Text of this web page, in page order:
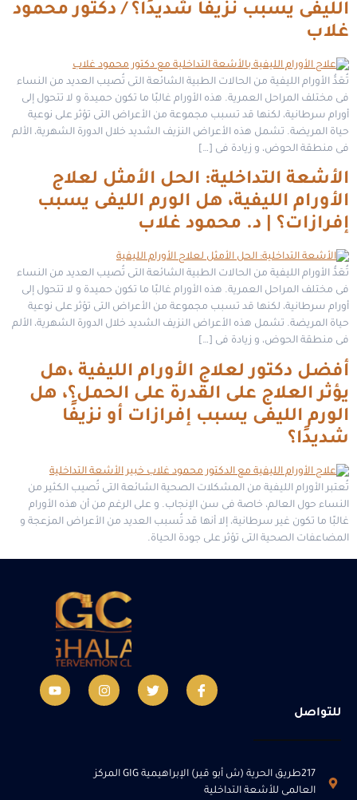
الليفى يسبب نزيفًا شديدًا؟ / دكتور محمود
غلاب
تُعَدُّ الأورام الليفية من الحالات الطبية الشائعة التى تُصيب العديد من النساء
فى مختلف المراحل العمرية. هذه الأورام غالبًا ما تكون حميدة و لا تتحول إلى
أورام سرطانية، لكنها قد تسبب مجموعة من الأعراض التى تؤثر على نوعية
حياة المريضة. تشمل هذه الأعراض النزيف الشديد خلال الدورة الشهرية، الألم
فى منطقة الحوض، و زيادة فى […]
الأشعة التداخلية: الحل الأمثل لعلاج
الأورام الليفية، هل الورم الليفى يسبب
إفرازات؟ | د. محمود غلاب
تُعَدُّ الأورام الليفية من الحالات الطبية الشائعة التى تُصيب العديد من النساء
فى مختلف المراحل العمرية. هذه الأورام غالبًا ما تكون حميدة و لا تتحول إلى
أورام سرطانية، لكنها قد تسبب مجموعة من الأعراض التى تؤثر على نوعية
حياة المريضة. تشمل هذه الأعراض النزيف الشديد خلال الدورة الشهرية، الألم
فى منطقة الحوض، و زيادة فى […]
أفضل دكتور لعلاج الأورام الليفية ،هل
يؤثر العلاج على القدرة على الحمل؟، هل
الورم الليفى يسبب إفرازات أو نزيفًا
شديدًا؟
تُعتبر الأورام الليفية من المشكلات الصحية الشائعة التى تُصيب الكثير من
النساء حول العالم، خاصة فى سن الإنجاب. و على الرغم من أن هذه الأورام
غالبًا ما تكون غير سرطانية، إلا أنها قد تُسبب العديد من الأعراض المزعجة و
المضاعفات الصحية التى تؤثر على جودة الحياة.
للتواصل
217طريق الحرية (ش أبو قير) الإبراهيمية GIG المركز
العالمى للأشعة التداخلية